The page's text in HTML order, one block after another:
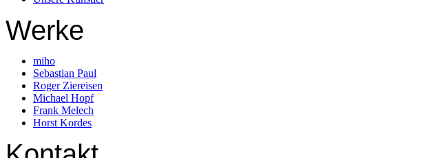
Werke
miho
Sebastian Paul
Roger Ziereisen
Michael Hopf
Frank Melech
Horst Kordes